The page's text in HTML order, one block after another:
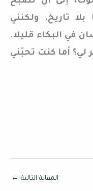
تاريخ. ولكنني
في البكاء قليلا.
لي؟ أما كنت تحبّني
المقالة التالية ←